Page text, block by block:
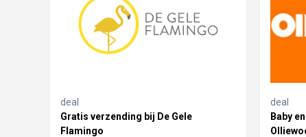
deal
Gratis verzending bij De Gele
Flamingo
deal
Baby